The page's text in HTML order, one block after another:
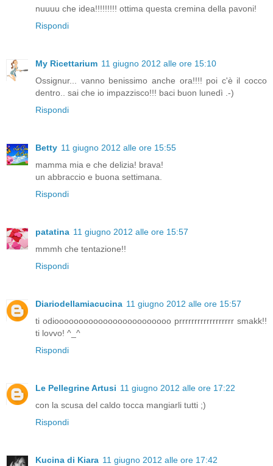
nuuuu che idea!!!!!!!!! ottima questa cremina della pavoni!
Rispondi
My Ricettarium 11 giugno 2012 alle ore 15:10
Ossignur... vanno benissimo anche ora!!!! poi c'è il cocco
dentro.. sai che io impazzisco!!! baci buon lunedì .-)
Rispondi
Betty 11 giugno 2012 alle ore 15:55
mamma mia e che delizia! brava!
un abbraccio e buona settimana.
Rispondi
patatina 11 giugno 2012 alle ore 15:57
mmmh che tentazione!!
Rispondi
Diariodellamiacucina 11 giugno 2012 alle ore 15:57
ti odioooooooooooooooooooooooo prrrrrrrrrrrrrrrrrr smakk!!
ti lovvo! ^_^
Rispondi
Le Pellegrine Artusi 11 giugno 2012 alle ore 17:22
con la scusa del caldo tocca mangiarli tutti ;)
Rispondi
Kucina di Kiara 11 giugno 2012 alle ore 17:42